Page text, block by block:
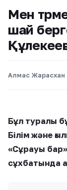
Мен
шай
Алмас Жарасхан
Бұл туралы
Білім және
«Сұрауы
сұхбатында